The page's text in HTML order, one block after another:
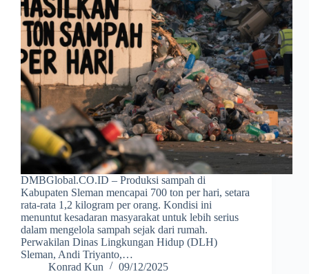
DMBGlobal.CO.ID – Produksi sampah di
Kabupaten Sleman mencapai 700 ton per hari, setara
rata-rata 1,2 kilogram per orang. Kondisi ini
menuntut kesadaran masyarakat untuk lebih serius
dalam mengelola sampah sejak dari rumah.
Perwakilan Dinas Lingkungan Hidup (DLH)
Sleman, Andi Triyanto,…
Konrad Kun
09/12/2025